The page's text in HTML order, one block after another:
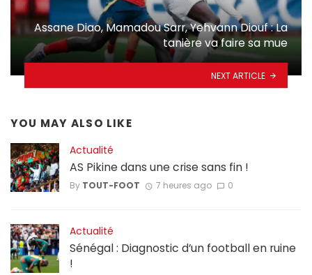
Assane Diao, Mamadou Sarr, Yehvann Diouf : La
tanière va faire sa mue
NEXT ARTICLE
YOU MAY ALSO LIKE
Actualité
AS Pikine dans une crise sans fin !
By TOUT-FOOT 7 heures ago 0
Actualité
Sénégal : Diagnostic d’un football en ruine
!